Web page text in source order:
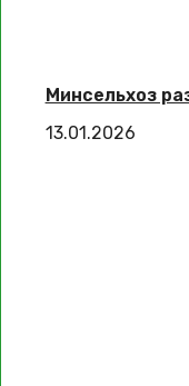
Минсельхоз
13.01.2026